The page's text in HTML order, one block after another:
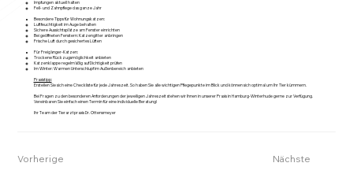
Impfungen aktuell halten
Fell- und Zahnpflege das ganze Jahr
Besondere Tipps für Wohnungskatzen:
Luftfeuchtigkeit im Auge behalten
Sichere Aussichtsplätze am Fenster einrichten
Bei geöffneten Fenstern: Katzengitter anbringen
Frische Luft durch gesichertes Lüften
Für Freigänger-Katzen:
Trockene Rückzugsmöglichkeit anbieten
Katzenklappe regelmäßig auf Dichtigkeit prüfen
Im Winter: Warmen Unterschlupf im Außenbereich anbieten
Praxistipp:
Erstellen Sie sich eine Checkliste für jede Jahreszeit. So haben Sie alle wichtigen Pflegepunkte im Blick und können sich optimal um Ihr Tier kümmern.
Bei Fragen zu den besonderen Anforderungen der jeweiligen Jahreszeit stehen wir Ihnen in unserer Praxis in Hamburg-Winterhude gerne zur Verfügung.
Vereinbaren Sie einfach einen Termin für eine individuelle Beratung!
Ihr Team der Tierarztpraxis Dr. Ottensmeyer
Vorherige Nächste